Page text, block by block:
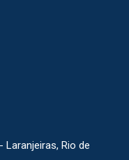
Laranjeiras, Rio de